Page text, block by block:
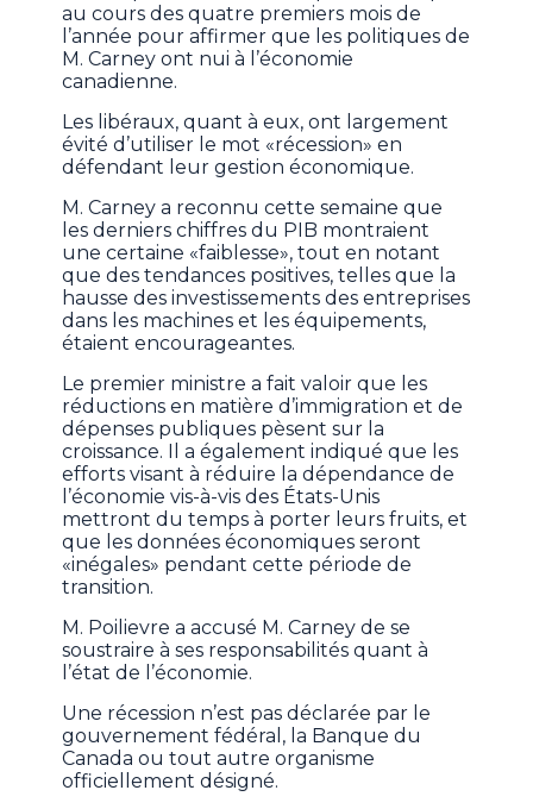
au cours des quatre premiers mois de
l’année pour affirmer que les politiques de
M. Carney ont nui à l’économie
canadienne.
Les libéraux, quant à eux, ont largement
évité d’utiliser le mot «récession» en
défendant leur gestion économique.
M. Carney a reconnu cette semaine que
les derniers chiffres du PIB montraient
une certaine «faiblesse», tout en notant
que des tendances positives, telles que la
hausse des investissements des entreprises
dans les machines et les équipements,
étaient encourageantes.
Le premier ministre a fait valoir que les
réductions en matière d’immigration et de
dépenses publiques pèsent sur la
croissance. Il a également indiqué que les
efforts visant à réduire la dépendance de
l’économie vis-à-vis des États-Unis
mettront du temps à porter leurs fruits, et
que les données économiques seront
«inégales» pendant cette période de
transition.
M. Poilievre a accusé M. Carney de se
soustraire à ses responsabilités quant à
l’état de l’économie.
Une récession n’est pas déclarée par le
gouvernement fédéral, la Banque du
Canada ou tout autre organisme
officiellement désigné.